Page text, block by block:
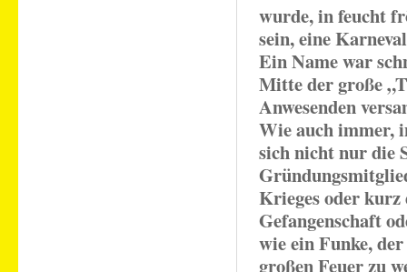
wurde, in feucht
sein, eine
Ein Name war
Mitte der große
Anwesenden
Wie auch immer,
sich nicht nur die
Krieges oder kurz
Gefangenschaft
wie ein Funke,
großen Feuer zu